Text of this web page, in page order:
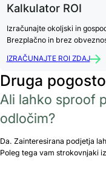
Kalkulator ROI
Izračunajte okoljski in
Brezplačno in brez
IZRAČUNAJTE ROI ZDAJ
Druga
Ali lahko sproof
odločim?
Da. Zainteresirana podjetja
Poleg tega vam strokovnjaki